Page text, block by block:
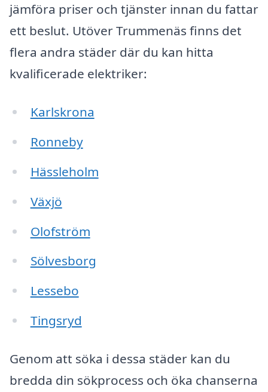
jämföra priser och tjänster innan du fattar
ett beslut. Utöver Trummenäs finns det
flera andra städer där du kan hitta
kvalificerade elektriker:
Karlskrona
Ronneby
Hässleholm
Växjö
Olofström
Sölvesborg
Lessebo
Tingsryd
Genom att söka i dessa städer kan du
bredda din sökprocess och öka chanserna